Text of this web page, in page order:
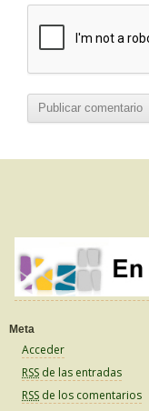
Meta
Acceder
RSS de las entradas
RSS de los comentarios